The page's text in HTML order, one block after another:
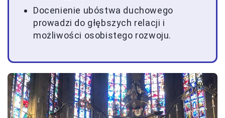
Docenienie ubóstwa duchowego
prowadzi do głębszych relacji i
możliwości osobistego rozwoju.